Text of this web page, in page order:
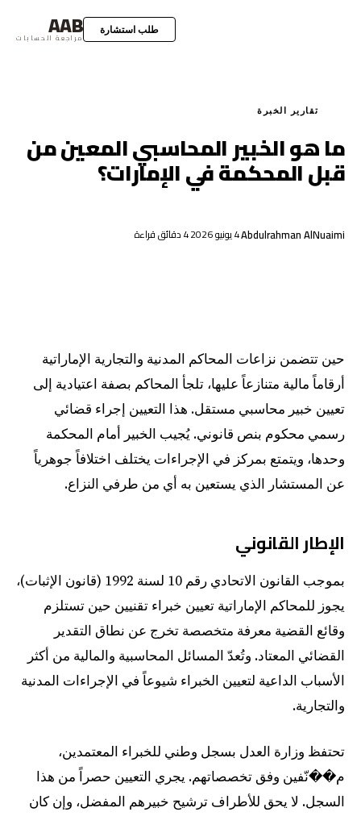
AAB
مراجعة الحسابات
طلب استشارة
تقارير الخبرة
ما هو الخبير المحاسبي المعين من
قبل المحكمة في الإمارات؟
Abdulrahman AlNuaimi4 يونيو 2026 4 دقائق قراءة
حين تتضمن نزاعات المحاكم المدنية والتجارية الإماراتية
أرقاماً مالية متنازعاً عليها، تلجأ المحاكم بصفة اعتيادية إلى
تعيين خبير محاسبي مستقل. هذا التعيين إجراء قضائي
رسمي محكوم بنص قانوني. يُجيب الخبير أمام المحكمة
وحدها، ويتمتع بمركز في الإجراءات يختلف اختلافاً جوهرياً
عن المستشار الذي يستعين به أي من طرفي النزاع.
الإطار القانوني
بموجب القانون الاتحادي رقم 10 لسنة 1992 (قانون الإثبات)،
يجوز للمحاكم الإماراتية تعيين خبراء تقنيين حين تستلزم
وقائع القضية معرفة متخصصة تخرج عن نطاق التقدير
القضائي المعتاد. وتُعدّ المسائل المحاسبية والمالية من أكثر
الأسباب الداعية لتعيين الخبراء شيوعاً في الإجراءات المدنية
والتجارية.
تحتفظ وزارة العدل بسجل وطني للخبراء المعتمدين،
م��نّفين وفق تخصصاتهم. يجري التعيين حصراً من هذا
السجل. لا يحق للأطراف ترشيح خبيرهم المفضل، وإن كان